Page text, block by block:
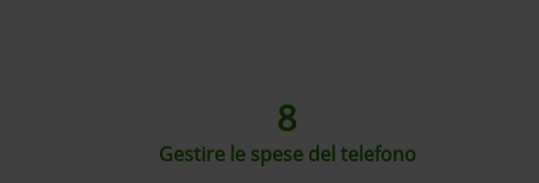
8
Gestire le spese del telefono